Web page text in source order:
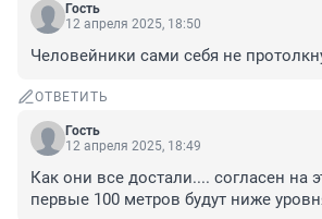
Гость
12 апреля 2025, 18:50
Человейники сами себя не
ОТВЕТИТЬ
Гость
12 апреля 2025, 18:49
Как они все достали.... согласен на
первые 100 метров будут ниже